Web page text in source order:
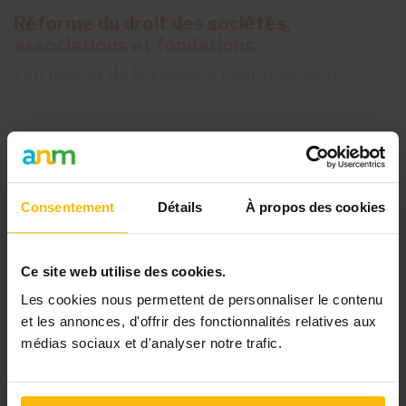
Consentement Détails À propos des cookies
Ce site web utilise des cookies.
Les cookies nous permettent de personnaliser le contenu
et les annonces, d'offrir des fonctionnalités relatives aux
médias sociaux et d'analyser notre trafic.
abonnés
un accès complet à des ressources
pratiques et à une expertise actualisée
pour gérer efficacement votre ASBL.
bénéficiez de :